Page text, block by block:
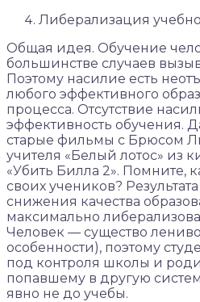
Либерализация
Общая идея. Обучение
большинстве случаев
Поэтому насилие есть
любого эффективного
процесса. Отсутствие
эффективность обучения.
старые фильмы с Брюсом
учителя «Белый лотос» из
«Убить Билла 2». Помните,
своих учеников?
снижения качества
максимально
Человек — существо
особенности), поэтому
под контроля школы и
попавшему в другую
явно не до учебы.